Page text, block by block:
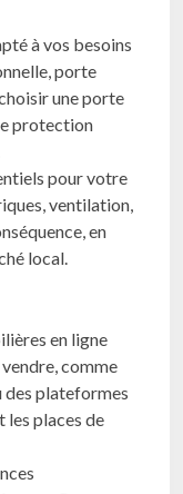
à vos besoins
porte
une porte
protection
pour votre
ventilation,
en
local.
en ligne
comme
des plateformes
les places de